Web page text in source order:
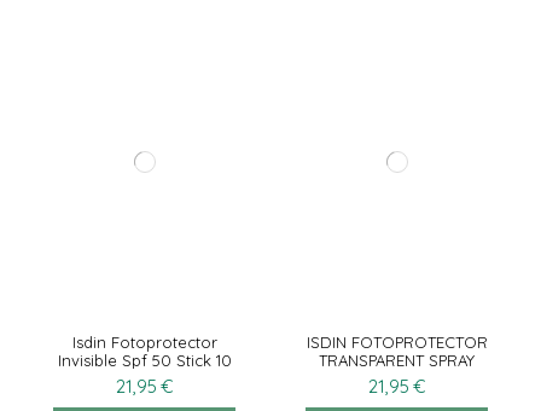
Isdin Fotoprotector
Invisible Spf 50 Stick 10
g
21,95 €
ISDIN FOTOPROTECTOR
TRANSPARENT SPRAY
WET SKIN SPF 50 1
ENVASE 100 ML
21,95 €